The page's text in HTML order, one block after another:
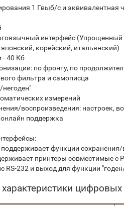
1 Гвыб/с и эквивалентная
интерфейс (Упрощенный
японский, корейский, итальянский)
- 40 Кб
по фронту, по
фильтра и самописца
измерений
воспроизведения: настроек,
поддержка
поддерживает функции
принтеры совместимые
RS-232 и выход для функции